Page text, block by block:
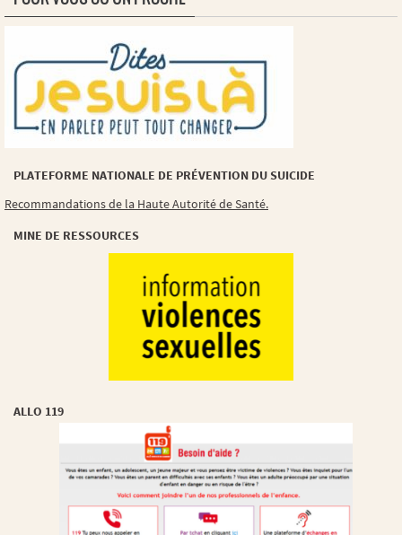
PLATEFORME NATIONALE DE PRÉVENTION DU SUICIDE
Recommandations de la Haute Autorité de Santé.
MINE DE RESSOURCES
ALLO 119